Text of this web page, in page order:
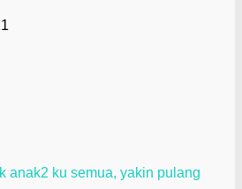
anak2 ku semua, yakin pulang